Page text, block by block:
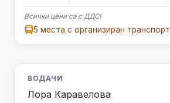
Всички цени са с ДДС!
5 места с организиран транспорт
ВОДАЧИ
Лора Каравелова